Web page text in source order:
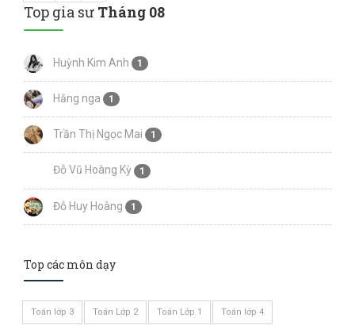
Top gia sư Tháng 08
Huỳnh Kim Anh 1
Hằng nga 1
Trần Thị Ngọc Mai 1
Đỗ Vũ Hoàng Kỳ 1
Đỗ Huy Hoàng 1
Top các môn dạy
Toán lớp 3 Toán Lớp 2 Toán Lớp 1 Toán lớp 4